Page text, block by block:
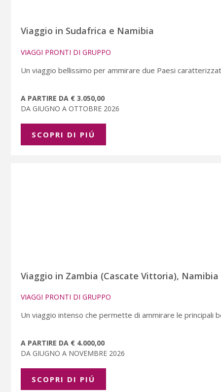
Viaggio in Sudafrica e Namibia
VIAGGI PRONTI DI GRUPPO
Un viaggio bellissimo per ammirare due Paesi
A PARTIRE DA € 3.050,00
DA GIUGNO A OTTOBRE 2026
SCOPRI DI PIÚ
Viaggio in Zambia (Cascate Vittoria),
VIAGGI PRONTI DI GRUPPO
Un viaggio intenso che permette di ammirare le principali
A PARTIRE DA € 4.000,00
DA GIUGNO A NOVEMBRE 2026
SCOPRI DI PIÚ